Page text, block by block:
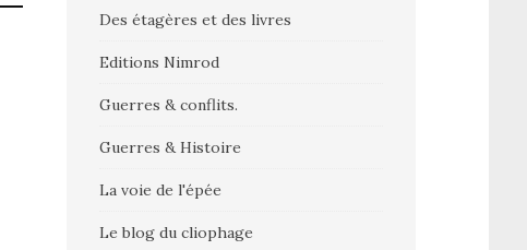
Des étagères et des livres
Editions Nimrod
Guerres & conflits.
Guerres & Histoire
La voie de l'épée
Le blog du cliophage